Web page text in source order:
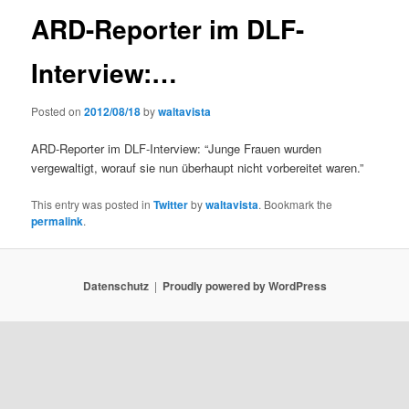
ARD-Reporter im DLF-
Interview:…
Posted on2012/08/18bywaltavista
ARD-Reporter im DLF-Interview: “Junge Frauen wurden
vergewaltigt, worauf sie nun überhaupt nicht vorbereitet waren.”
This entry was posted inTwitterbywaltavista. Bookmark the
permalink.
Datenschutz Proudly powered by WordPress